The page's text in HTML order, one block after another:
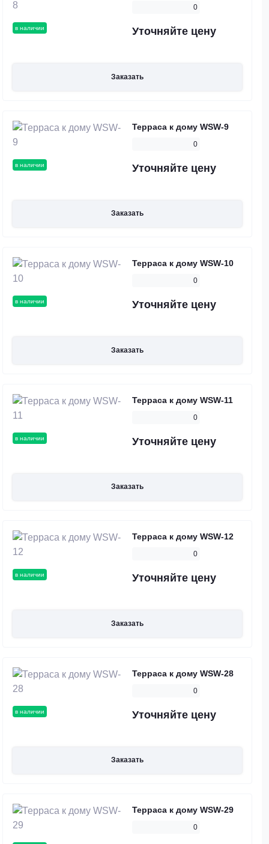
в наличии
0
Уточняйте цену
Заказать
в наличии
Терраса к дому WSW-9
0
Уточняйте цену
Заказать
в наличии
Терраса к дому WSW-10
0
Уточняйте цену
Заказать
в наличии
Терраса к дому WSW-11
0
Уточняйте цену
Заказать
в наличии
Терраса к дому WSW-12
0
Уточняйте цену
Заказать
в наличии
Терраса к дому WSW-28
0
Уточняйте цену
Заказать
Терраса к дому WSW-29
0